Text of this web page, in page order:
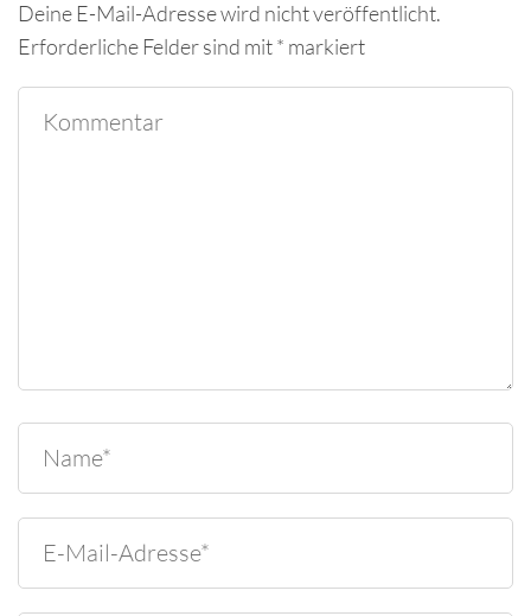
Deine E-Mail-Adresse wird nicht veröffentlicht.
Erforderliche Felder sind mit* markiert